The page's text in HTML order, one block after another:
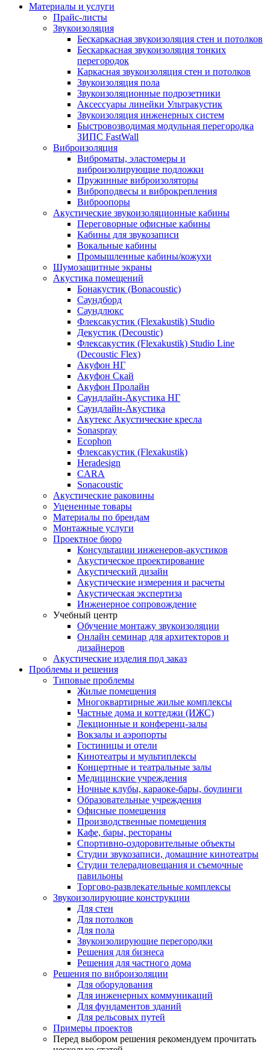
Материалы и услуги
Прайс-листы
Звукоизоляция
Бескаркасная звукоизоляция стен и потолков
Бескаркасная звукоизоляция тонких
перегородок
Каркасная звукоизоляция стен и потолков
Звукоизоляция пола
Звукоизоляционные подрозетники
Аксессуары линейки Ультракустик
Звукоизоляция инженерных систем
Быстровозводимая модульная перегородка
ЗИПС FastWall
Виброизоляция
Виброматы, эластомеры и
виброизолирующие подложки
Пружинные виброизоляторы
Виброподвесы и виброкрепления
Виброопоры
Акустические звукоизоляционные кабины
Переговорные офисные кабины
Кабины для звукозаписи
Вокальные кабины
Промышленные кабины/кожухи
Шумозащитные экраны
Акустика помещений
Бонакустик (Bonacoustic)
Саундборд
Саундлюкс
Флексакустик (Flexakustik) Studio
Декустик (Decoustic)
Флексакустик (Flexakustik) Studio Line
(Decoustic Flex)
Акуфон НГ
Акуфон Скай
Акуфон Пролайн
Саундлайн-Акустика НГ
Саундлайн-Акустика
Акутекс Акустические кресла
Sonaspray
Ecophon
Флексакустик (Flexakustik)
Heradesign
CARA
Sonacoustic
Акустические раковины
Уцененные товары
Материалы по брендам
Монтажные услуги
Проектное бюро
Консультации инженеров-акустиков
Акустическое проектирование
Акустический дизайн
Акустические измерения и расчеты
Акустическая экспертиза
Инженерное сопровождение
Учебный центр
Обучение монтажу звукоизоляции
Онлайн семинар для архитекторов и
дизайнеров
Акустические изделия под заказ
Проблемы и решения
Типовые проблемы
Жилые помещения
Многоквартирные жилые комплексы
Частные дома и коттеджи (ИЖС)
Лекционные и конференц-залы
Вокзалы и аэропорты
Гостиницы и отели
Кинотеатры и мультиплексы
Концертные и театральные залы
Медицинские учреждения
Ночные клубы, караоке-бары, боулинги
Образовательные учреждения
Офисные помещения
Производственные помещения
Кафе, бары, рестораны
Спортивно-оздоровительные объекты
Студии звукозаписи, домашние кинотеатры
Студии телерадиовещания и съемочные
павильоны
Торгово-развлекательные комплексы
Звукоизолирующие конструкции
Для стен
Для потолков
Для пола
Звукоизолирующие перегородки
Решения для бизнеса
Решения для частного дома
Решения по виброизоляции
Для оборудования
Для инженерных коммуникаций
Для фундаментов зданий
Для рельсовых путей
Примеры проектов
Перед выбором решения рекомендуем прочитать